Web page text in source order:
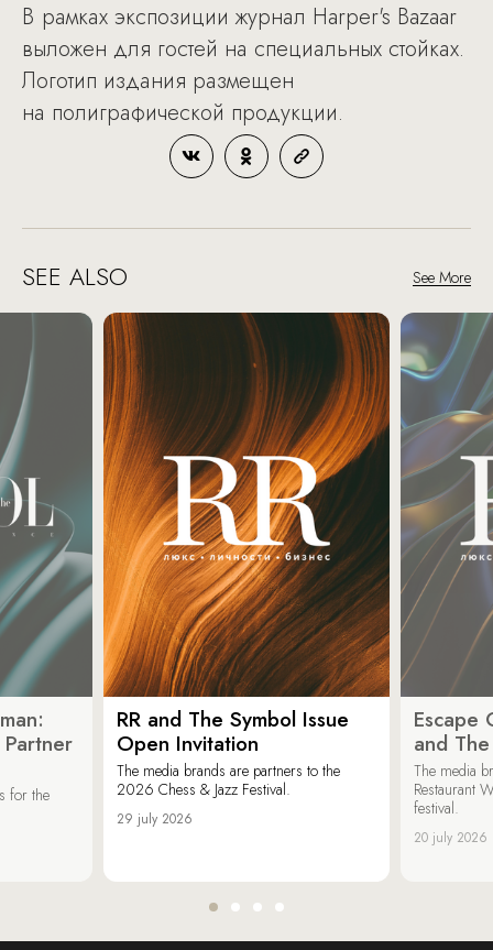
В рамках экспозиции журнал Harper's Bazaar
выложен для гостей на специальных стойках.
Логотип издания размещен
на полиграфической продукции.
SEE ALSO See More
Partner
for the
RR and The Symbol Issue
Open Invitation
The media brands are partners to the
2026 Chess & Jazz Festival.
29 july 2026
Escape
and
The media
Restaurant
festival.
20 july 2026